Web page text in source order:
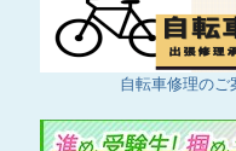
自転車修理のご